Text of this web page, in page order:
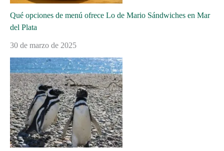
Qué opciones de menú ofrece Lo de Mario Sándwiches en Mar
del Plata
30 de marzo de 2025